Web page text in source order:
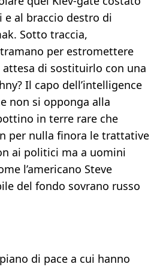
al braccio destro di
Sotto traccia,
per estromettere
di sostituirlo con una
Il capo dell’intelligence
non si opponga alla
in terre rare che
per nulla finora le trattative
ai politici ma a uomini
l’americano Steve
del fondo sovrano russo
di pace a cui hanno